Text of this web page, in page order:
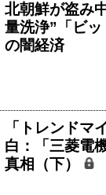
北朝鮮が盗み
量洗浄”「ビ
の闇経済
「トレンドマ
白：「三菱電
真相（下）